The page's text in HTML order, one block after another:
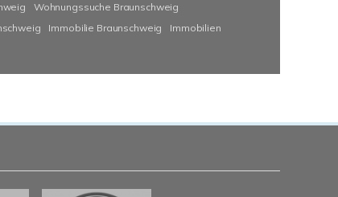
Wohnungssuche Braunschweig
Immobilie Braunschweig
Immobilien